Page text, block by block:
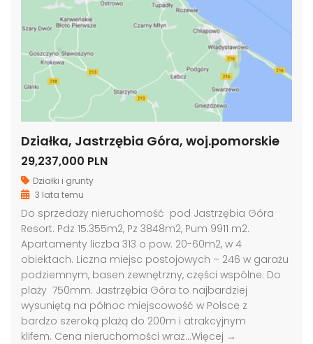
Działka, Jastrzębia Góra, woj.pomorskie
29,237,000 PLN
Działki i grunty
3 lata temu
Do sprzedaży nieruchomość pod Jastrzębia Góra
Resort. Pdz 15.355m2, Pz 3848m2, Pum 9911 m2.
Apartamenty liczba 313 o pow. 20-60m2, w 4
obiektach. Liczna miejsc postojowych – 246 w garażu
podziemnym, basen zewnętrzny, części wspólne. Do
plaży 750mm. Jastrzębia Góra to najbardziej
wysuniętą na północ miejscowość w Polsce z
bardzo szeroką plażą do 200m i atrakcyjnym
klifem. Cena nieruchomości wraz…Więcej →